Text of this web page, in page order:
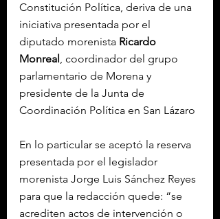
Constitución Política, deriva de una
iniciativa presentada por el
diputado morenista Ricardo
Monreal, coordinador del grupo
parlamentario de Morena y
presidente de la Junta de
Coordinación Política en San Lázaro
En lo particular se aceptó la reserva
presentada por el legislador
morenista Jorge Luis Sánchez Reyes
para que la redacción quede: “se
acrediten actos de intervención o